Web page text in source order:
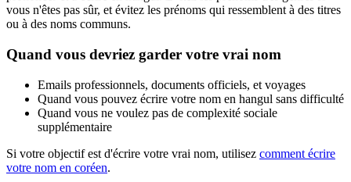
vous n'êtes pas sûr, et évitez les prénoms qui ressemblent à des titres
ou à des noms communs.
Quand vous devriez garder votre vrai nom
Emails professionnels, documents officiels, et voyages
Quand vous pouvez écrire votre nom en hangul sans difficulté
Quand vous ne voulez pas de complexité sociale
supplémentaire
Si votre objectif est d'écrire votre vrai nom, utilisez comment écrire
votre nom en coréen.